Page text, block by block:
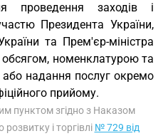
проведення заходів і
Президента України,
та Прем'єр-міністра
обсягом, номенклатурою та
або надання послуг окремо
прийому.
пунктом згідно з Наказом
і торгівлі № 729 від